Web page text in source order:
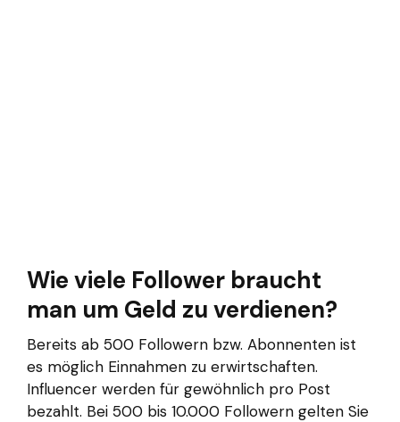
Wie viele Follower braucht
man um Geld zu verdienen?
Bereits ab 500 Followern bzw. Abonnenten ist
es möglich Einnahmen zu erwirtschaften.
Influencer werden für gewöhnlich pro Post
bezahlt. Bei 500 bis 10.000 Followern gelten Sie